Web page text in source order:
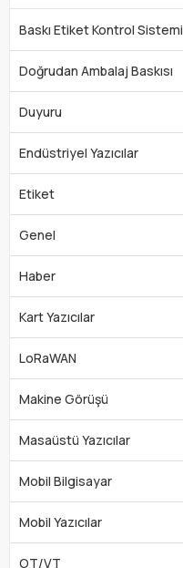
Baskı Etiket Kontrol Sistemi
Doğrudan Ambalaj Baskısı
Duyuru
Endüstriyel Yazıcılar
Etiket
Genel
Haber
Kart Yazıcılar
LoRaWAN
Makine Görüşü
Masaüstü Yazıcılar
Mobil Bilgisayar
Mobil Yazıcılar
OT/VT